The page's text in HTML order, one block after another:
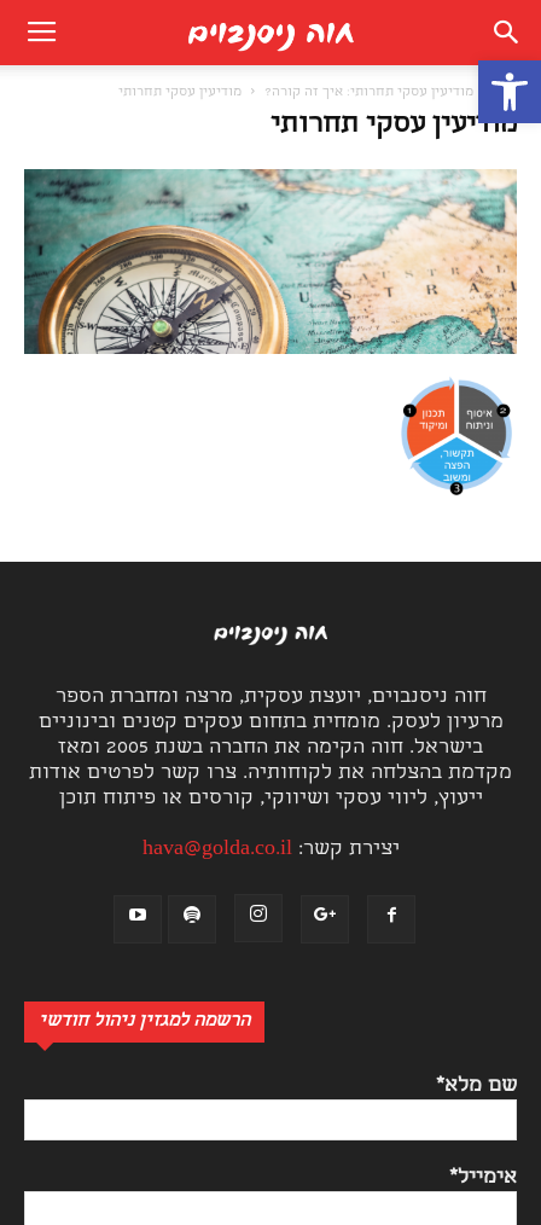
פתח סרגל נגישות
מודיעין עסקי תחרותי: איך זה קורה? מודיעין עסקי תחרותי
מודיעין עסקי תחרותי
חוה ניסנבוים, יועצת עסקית, מרצה ומחברת הספר
מרעיון לעסק. מומחית בתחום עסקים קטנים ובינוניים
בישראל. חוה הקימה את החברה בשנת 2005 ומאז
מקדמת בהצלחה את לקוחותיה. צרו קשר לפרטים אודות
ייעוץ, ליווי עסקי ושיווקי, קורסים או פיתוח תוכן
יצירת קשר:hava@golda.co.il
הרשמה למגזין ניהול חודשי
שם מלא*
אימייל*